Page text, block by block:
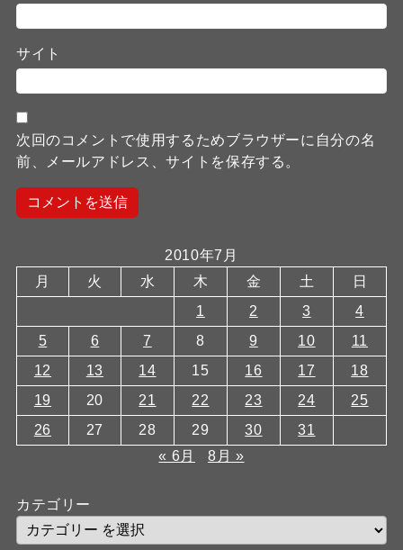
サイト
次回のコメントで使用するためブラウザーに自分の名
前、メールアドレス、サイトを保存する。
2010年7月
月
火 水 木 金 土
日
1
2 3
4
5
6 7 8 9 10
11
12
13 14 15 16 17
18
19
20 21 22 23 24
25
26
27 28 29 30
31
« 6月
8月 »
カテゴリー